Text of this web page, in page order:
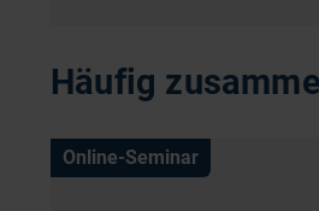
Häufig
Online-Seminar